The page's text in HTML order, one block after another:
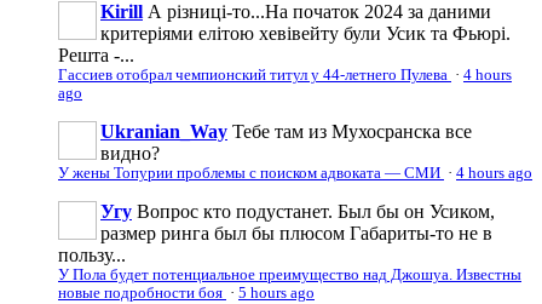
Kirill А різниці-то...На початок 2024 за даними
критеріями елітою хевівейту були Усик та Фьюрі.
Решта -...
Гассиев отобрал чемпионский титул у 44-летнего Пулева · 4 hours
ago
Ukranian_Way Тебе там из Мухосранска все
видно?
У жены Топурии проблемы с поиском адвоката — СМИ · 4 hours ago
Угу Вопрос кто подустанет. Был бы он Усиком,
размер ринга был бы плюсом Габариты-то не в
пользу...
У Пола будет потенциальное преимущество над Джошуа. Известны
новые подробности боя · 5 hours ago